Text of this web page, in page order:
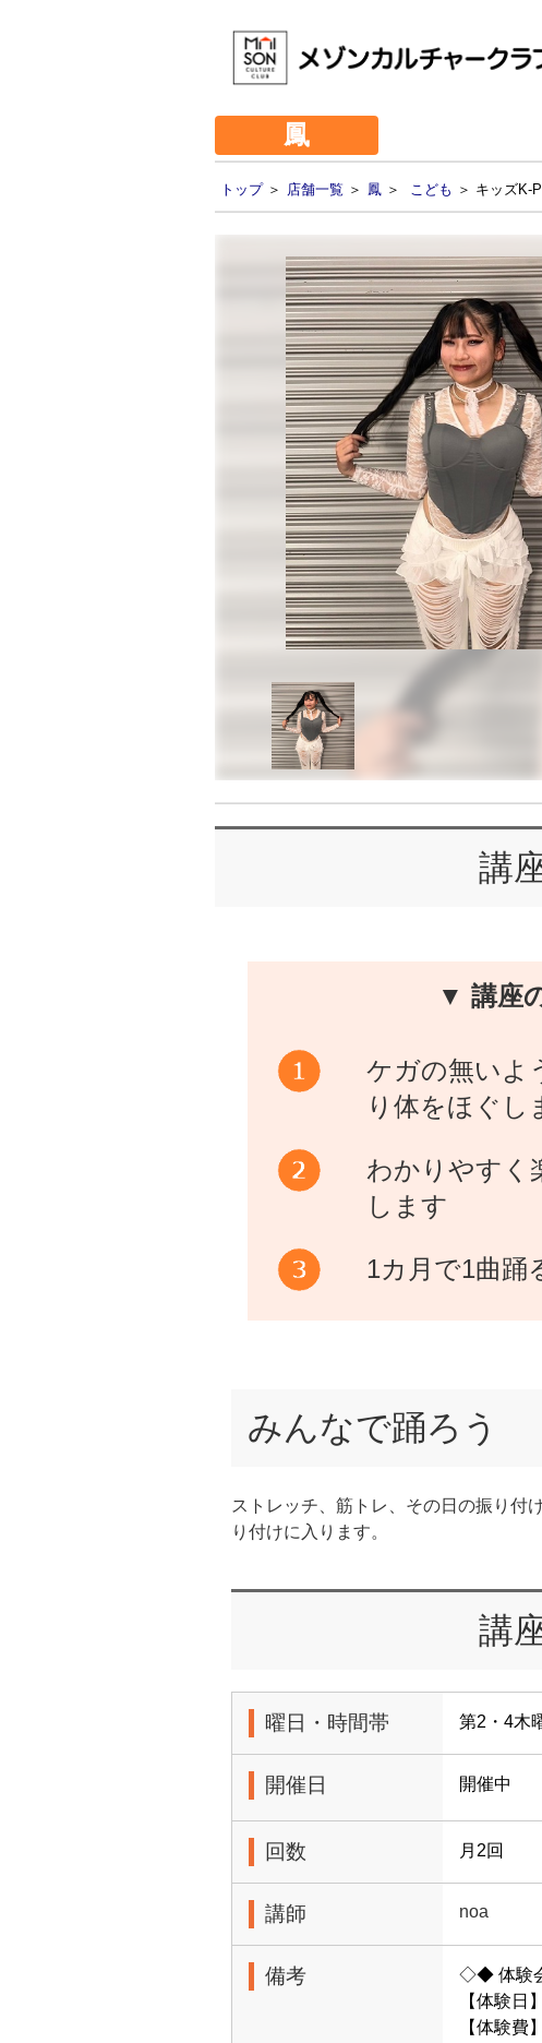
鳳
トップ＞ 店舗一覧 ＞ 鳳 ＞ こども ＞ キッズK-
講
▼ 講座
ケガの無いよ
り体をほぐし
わかりやすく
します
1カ月で1曲踊
みんなで踊ろう
ストレッチ、筋トレ、その日の振り付
り付けに入ります。
講
曜日・時間帯 第2・4木
開催日 開催中
回数 月2回
講師 noa
備考
◇◆ 体験
【体験日
【体験費